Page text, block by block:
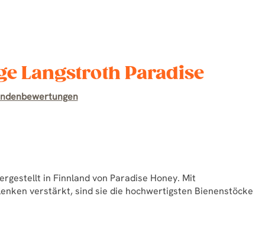
Langstroth Paradise
in Finnland von Paradise Honey. Mit
verstärkt, sind sie die hochwertigsten Bienenstöcke